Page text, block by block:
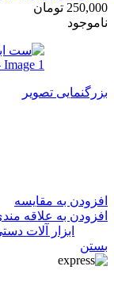
250,000 تومان
ناموجود
بزرگنمایی تصویر
افزودن به مقایسه
افزودن به علاقه
ابزار آلات
بستن